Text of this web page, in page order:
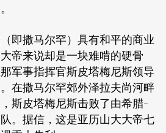
即撒马尔罕）具有和平的商业
帝来说却是一块难啃的硬骨
军事指挥官斯皮塔梅尼斯领导
在撒马尔罕郊外泽拉夫尚河畔
斯皮塔梅尼斯击败了由希腊-
。据信，这是亚历山大大帝七